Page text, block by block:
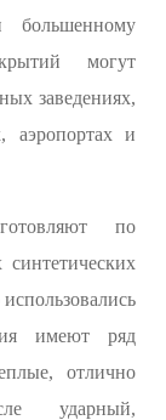
большенному
могут
заведениях,
аэропортах и
по
имеют ряд
отлично
ударный,